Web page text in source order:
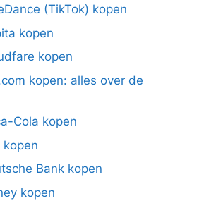
(TikTok) kopen
kopen
kopen
kopen: alles over de
Cola kopen
kopen
Bank kopen
kopen